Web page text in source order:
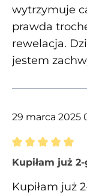
wytrzymuje
prawda
rewelacja.
jestem
29 marca 2025
Recenzja z
Kupiłam już
Kupiłam już